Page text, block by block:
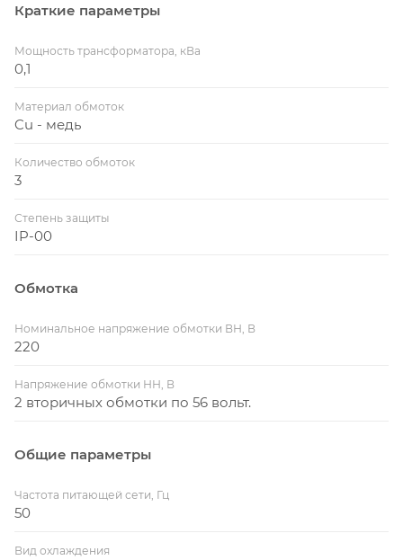
Краткие параметры
Мощность трансформатора, кВа
0,1
Материал обмоток
Cu - медь
Количество обмоток
3
Степень защиты
IP-00
Обмотка
Номинальное напряжение обмотки ВН, В
220
Напряжение обмотки НН, В
2 вторичных обмотки по 56 вольт.
Общие параметры
Частота питающей сети, Гц
50
Вид охлаждения